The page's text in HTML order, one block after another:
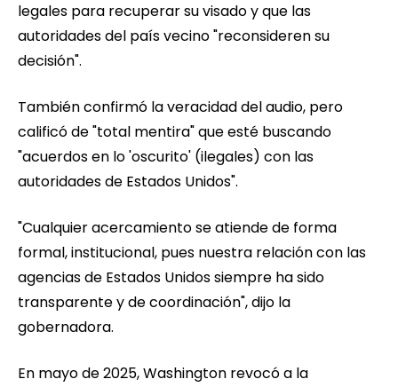
legales para recuperar su visado y que las
autoridades del país vecino "reconsideren su
decisión".
También confirmó la veracidad del audio, pero
calificó de "total mentira" que esté buscando
"acuerdos en lo 'oscurito' (ilegales) con las
autoridades de Estados Unidos".
"Cualquier acercamiento se atiende de forma
formal, institucional, pues nuestra relación con las
agencias de Estados Unidos siempre ha sido
transparente y de coordinación", dijo la
gobernadora.
En mayo de 2025, Washington revocó a la